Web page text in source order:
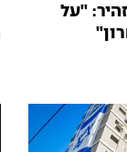
"על